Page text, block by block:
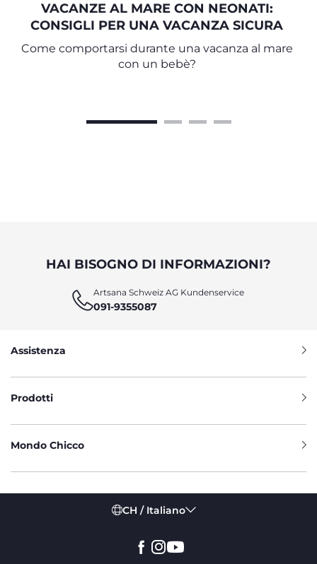
VACANZE AL MARE CON NEONATI:
CONSIGLI PER UNA VACANZA SICURA
Come comportarsi durante una vacanza al mare
con un bebè?
HAI BISOGNO DI INFORMAZIONI?
Artsana Schweiz AG Kundenservice
091-9355087
Assistenza
Prodotti
Mondo Chicco
CH / Italiano